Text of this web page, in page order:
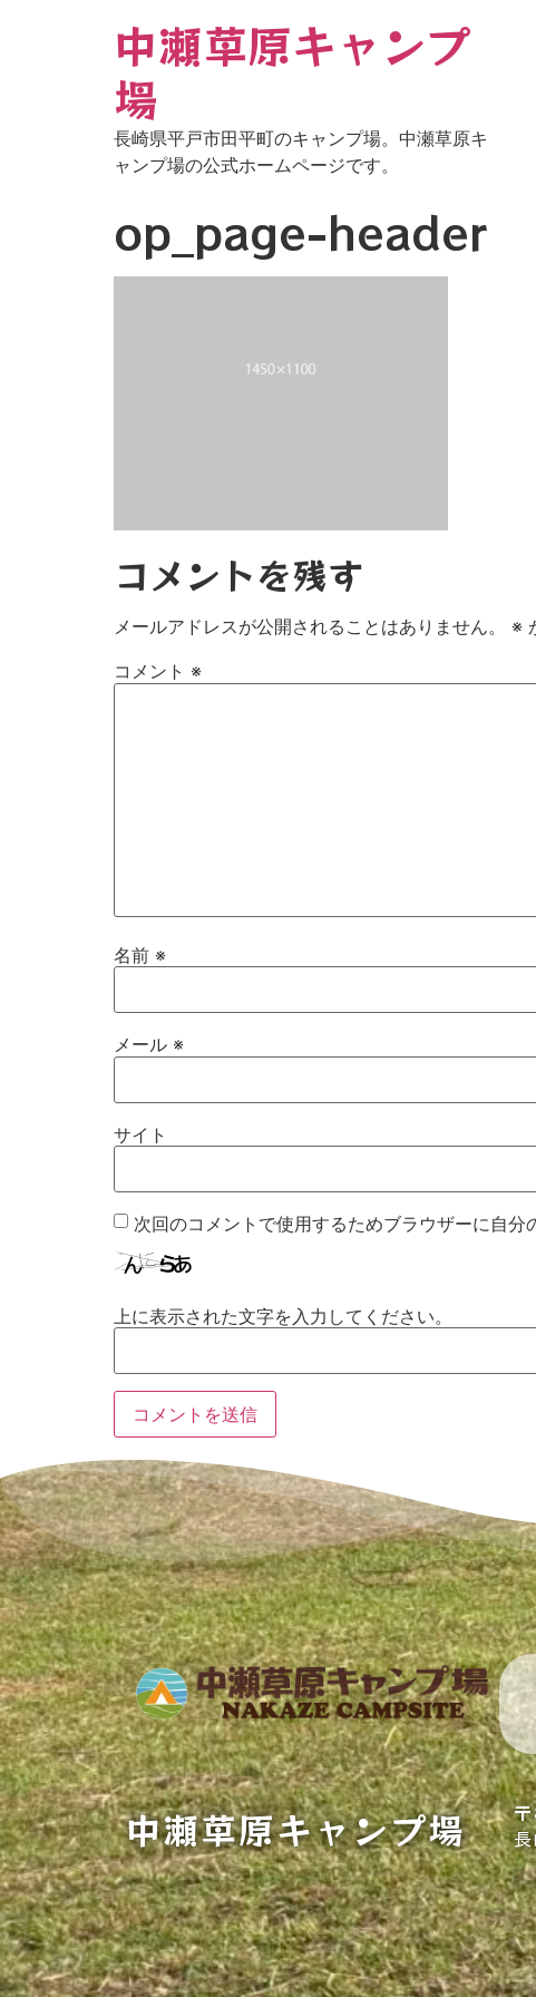
中瀬草原キャンプ
場
長崎県平戸市田平町のキャンプ場。中瀬草原キ
ャンプ場の公式ホームページです。
op_page-header
コメントを残す
メールアドレスが公開されることはありません。 ※
コメント ※
名前 ※
メール ※
サイト
次回のコメントで使用するためブラウザーに自分
上に表示された文字を入力してください。
中瀬草原キャンプ場